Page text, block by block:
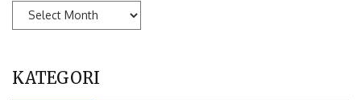
ARSIP
KATEGORI